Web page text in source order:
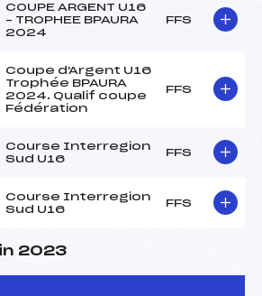
COUPE ARGENT U16
– TROPHEE BPAURA
2024
FFS
Coupe d'Argent U16
Trophée BPAURA
2024. Qualif coupe
Fédération
FFS
Course Interregion
Sud U16
FFS
Course Interregion
Sud U16
FFS
2023